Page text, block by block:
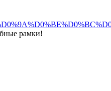
рамки!